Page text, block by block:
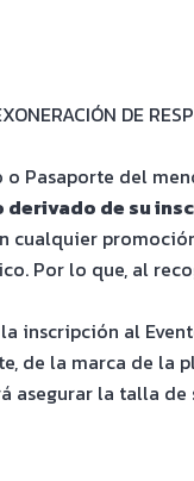
DE
Pasaporte del
de su
cualquier
Por lo que, al
inscripción al
de la marca de la
asegurar la talla